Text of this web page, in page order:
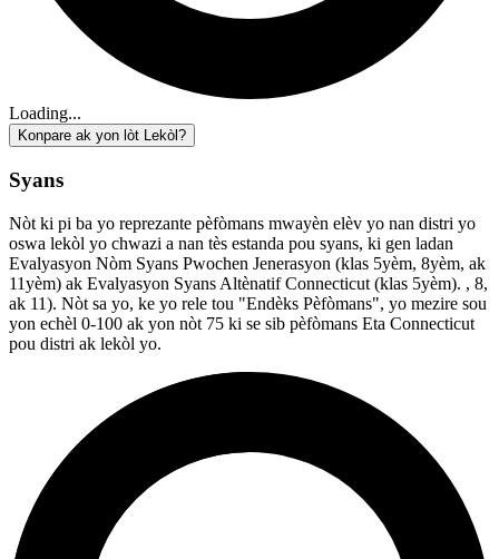
Loading...
Konpare ak yon lòt Lekòl?
Syans
Nòt ki pi ba yo reprezante pèfòmans mwayèn elèv yo nan distri yo
oswa lekòl yo chwazi a nan tès estanda pou syans, ki gen ladan
Evalyasyon Nòm Syans Pwochen Jenerasyon (klas 5yèm, 8yèm, ak
11yèm) ak Evalyasyon Syans Altènatif Connecticut (klas 5yèm). , 8,
ak 11). Nòt sa yo, ke yo rele tou "Endèks Pèfòmans", yo mezire sou
yon echèl 0-100 ak yon nòt 75 ki se sib pèfòmans Eta Connecticut
pou distri ak lekòl yo.